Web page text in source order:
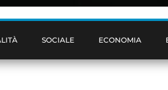
SOCIALE ECONOMIA